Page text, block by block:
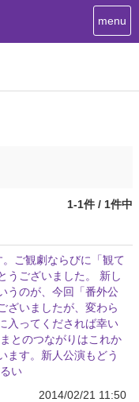
T
o
t
o
n
menu
1-1件 / 1件中
ご観劇ならびに「観て
うございました。 新し
うのが、今回「番外公
ざいましたが、変わら
入ってくだされば幸い
とのつながりはこれか
ます。新人公演もどう
い
2014/02/21 11:50